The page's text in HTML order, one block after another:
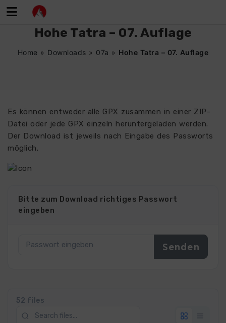
Inhalt
Hohe Tatra – 07. Auflage
Home » Downloads » 07a » Hohe Tatra – 07. Auflage
Es können entweder alle GPX zusammen in einer ZIP-
Datei oder jede GPX einzeln heruntergeladen werden.
Der Download ist jeweils nach Eingabe des Passworts
möglich.
Bitte zum Download richtiges Passwort
eingeben
52 files